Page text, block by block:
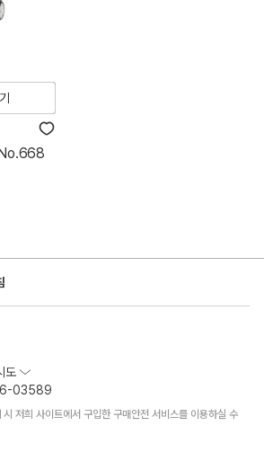
도
03589
저희 사이트에서 구입한 구매안전 서비스를 이용하실 수